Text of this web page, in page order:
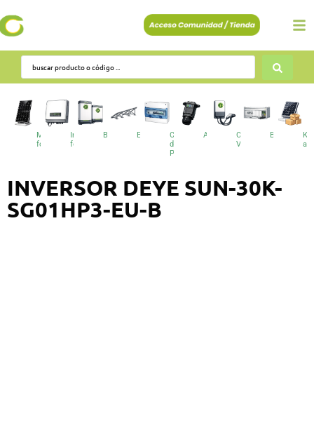
Módulos
fotovoltaicos
Inversores
fotovoltaicos
Baterías EstructurasCuadros
de
Protecciones
AccesoriosCargadores
VE
BESS
INVERSOR DEYE SUN-30K-
SG01HP3-EU-B